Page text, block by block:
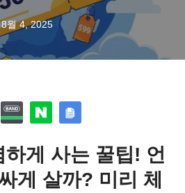
8월 4, 2025
게 사는 꿀팁! 언
게 살까? 미리 체